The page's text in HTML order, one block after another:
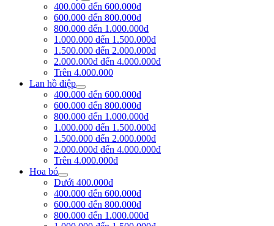
400.000 đến 600.000đ
600.000 đến 800.000đ
800.000 đến 1.000.000đ
1.000.000 đến 1.500.000đ
1.500.000 đến 2.000.000đ
2.000.000đ đến 4.000.000đ
Trên 4.000.000
Lan hồ điệp
400.000 đến 600.000đ
600.000 đến 800.000đ
800.000 đến 1.000.000đ
1.000.000 đến 1.500.000đ
1.500.000 đến 2.000.000đ
2.000.000đ đến 4.000.000đ
Trên 4.000.000đ
Hoa bó
Dưới 400.000đ
400.000 đến 600.000đ
600.000 đến 800.000đ
800.000 đến 1.000.000đ